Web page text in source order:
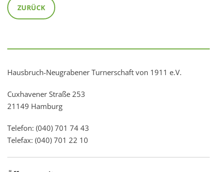
ZURÜCK
Hausbruch-Neugrabener Turnerschaft von 1911 e.V.
Cuxhavener Straße 253
21149 Hamburg
Telefon: (040) 701 74 43
Telefax: (040) 701 22 10